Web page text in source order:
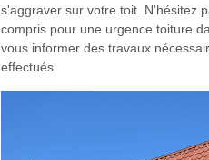
s'aggraver sur votre toit. N'hésitez
compris pour une urgence toiture
vous informer des travaux
effectués.